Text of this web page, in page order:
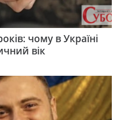
чому в Україні
вік